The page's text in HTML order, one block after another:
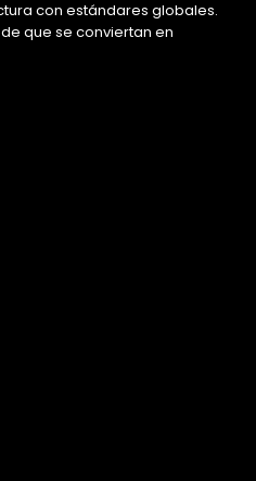
con estándares globales.
que se conviertan en